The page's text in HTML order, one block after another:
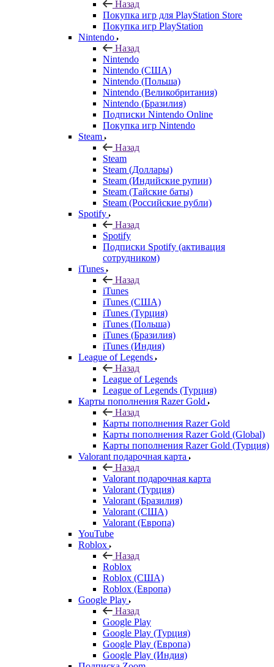
Назад
Покупка игр для PlayStation Store
Покупка игр PlayStation
Nintendo
Назад
Nintendo
Nintendo (США)
Nintendo (Польша)
Nintendo (Великобритания)
Nintendo (Бразилия)
Подписки Nintendo Online
Покупка игр Nintendo
Steam
Назад
Steam
Steam (Доллары)
Steam (Индийские рупии)
Steam (Тайские баты)
Steam (Российские рубли)
Spotify
Назад
Spotify
Подписки Spotify (активация
сотрудником)
iTunes
Назад
iTunes
iTunes (США)
iTunes (Турция)
iTunes (Польша)
iTunes (Бразилия)
iTunes (Индия)
League of Legends
Назад
League of Legends
League of Legends (Турция)
Карты пополнения Razer Gold
Назад
Карты пополнения Razer Gold
Карты пополнения Razer Gold (Global)
Карты пополнения Razer Gold (Турция)
Valorant подарочная карта
Назад
Valorant подарочная карта
Valorant (Турция)
Valorant (Бразилия)
Valorant (США)
Valorant (Европа)
YouTube
Roblox
Назад
Roblox
Roblox (США)
Roblox (Европа)
Google Play
Назад
Google Play
Google Play (Турция)
Google Play (Европа)
Google Play (Индия)